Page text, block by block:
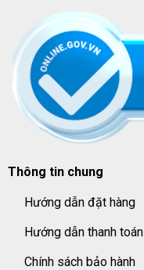
Thông tin chung
Hướng dẫn đặt hàng
Hướng dẫn thanh toán
Chính sách bảo hành